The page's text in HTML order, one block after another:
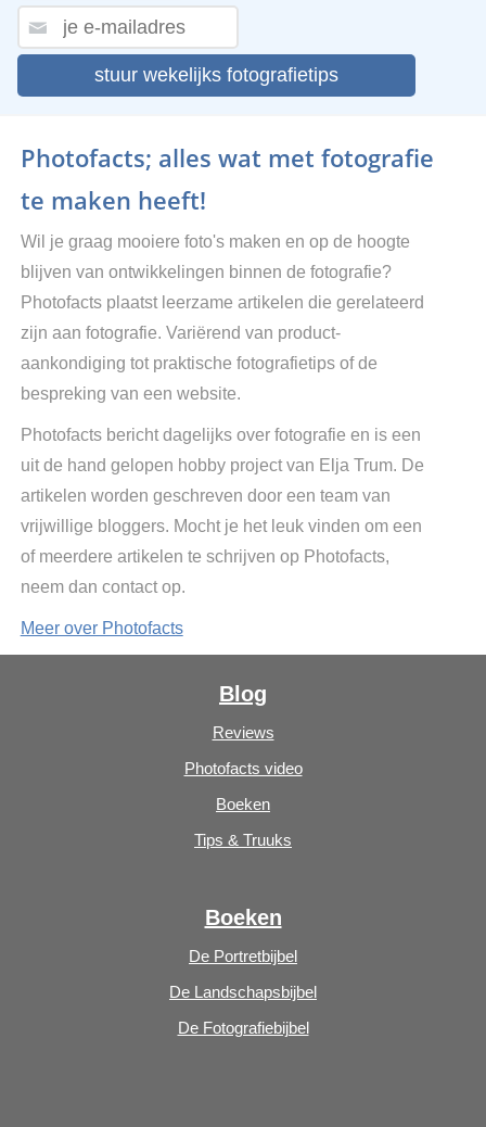
stuur wekelijks fotografietips
Photofacts; alles wat met fotografie
te maken heeft!
Wil je graag mooiere foto's maken en op de hoogte
blijven van ontwikkelingen binnen de fotografie?
Photofacts plaatst leerzame artikelen die gerelateerd
zijn aan fotografie. Variërend van product-
aankondiging tot praktische fotografietips of de
bespreking van een website.
Photofacts bericht dagelijks over fotografie en is een
uit de hand gelopen hobby project van Elja Trum. De
artikelen worden geschreven door een team van
vrijwillige bloggers. Mocht je het leuk vinden om een
of meerdere artikelen te schrijven op Photofacts,
neem dan contact op.
Meer over Photofacts
Blog
Reviews
Photofacts video
Boeken
Tips & Truuks
Boeken
De Portretbijbel
De Landschapsbijbel
De Fotografiebijbel